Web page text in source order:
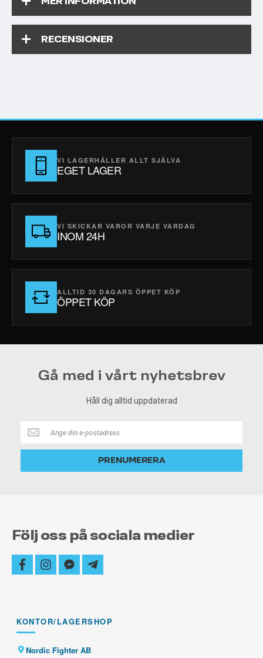
RECENSIONER
VI LAGERHÅLLER ALLT SJÄLVA
EGET LAGER
VI SKICKAR VAROR VARJE VARDAG
INOM 24H
ALLTID 30 DAGARS ÖPPET KÖP
ÖPPET KÖP
Gå med i vårt nyhetsbrev
Håll dig alltid uppdaterad
Håll
dig
alltid
PRENUMERERA
Följ oss på sociala medier
facebookinstagram
facebook-
messenger
telegram-
plane
KONTOR/LAGERSHOP
Nordic Fighter AB